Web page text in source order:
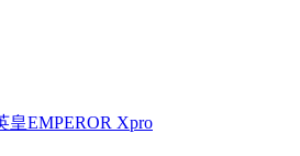
皇EMPEROR Xpro